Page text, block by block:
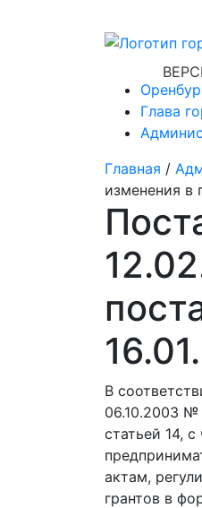
Глава
Главная /
изменения в
В
06.10.2003 №
статьей 14,
актам,
грантов в